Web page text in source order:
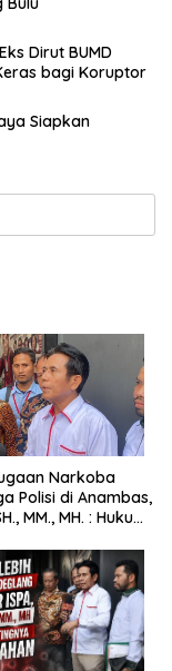
Dirut BUMD
bagi Koruptor
Siapkan
Narkoba
Polisi di Anambas,
MM., MH. : Hukum